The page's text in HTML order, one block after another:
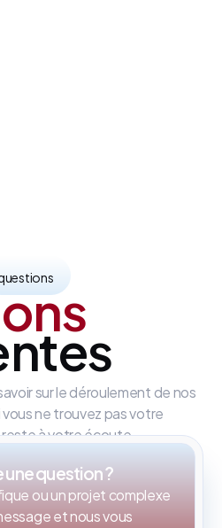
sur le déroulement de nos
ne trouvez pas votre
à votre écoute.
une question ?
ou un projet complexe
et nous vous